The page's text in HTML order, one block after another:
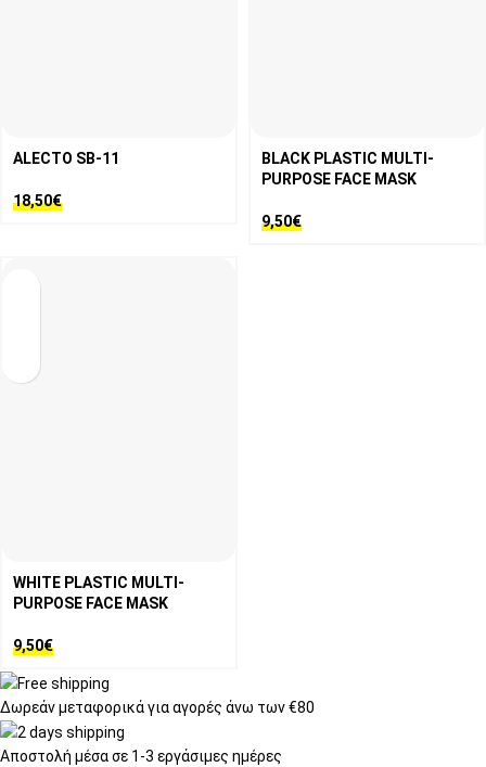
ALECTO SB-11
18,50€
BLACK PLASTIC MULTI-
PURPOSE FACE MASK
9,50€
WHITE PLASTIC MULTI-
PURPOSE FACE MASK
9,50€
Δωρεάν μεταφορικάγια αγορές άνω των €80
Αποστολή μέσα σε 1-3 εργάσιμες ημέρες